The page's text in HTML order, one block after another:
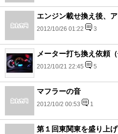
エンジン載せ換え後、
2012/10/26 01:22 3
メーター打ち換え依頼
2012/10/21 22:45 5
マフラーの音
2012/10/2 00:53 1
第１回東関東を盛り上